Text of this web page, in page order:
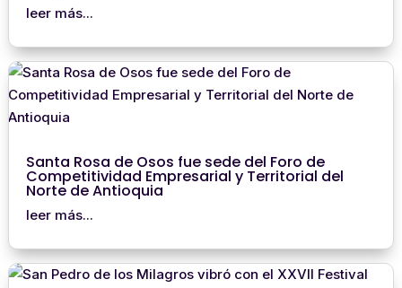
leer más...
Santa Rosa de Osos fue sede del Foro de
Competitividad Empresarial y Territorial del
Norte de Antioquia
leer más...